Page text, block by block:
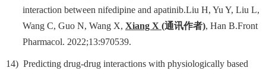
interaction between nifedipine and apatinib.Liu H, Yu Y, Liu L,
Wang C, Guo N, Wang X, Xiang X (通讯作者), Han B.Front
Pharmacol. 2022;13:970539.
14) Predicting drug-drug interactions with physiologically based